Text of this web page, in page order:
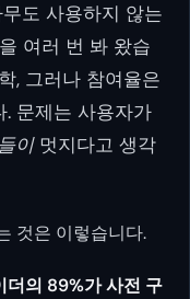
도 사용하지 않는
여러 번 봐 왔습
, 그러나 참여율은
문제는 사용자가
이멋지다고 생각
것은 이렇습니다.
더의 89%가 사전 구